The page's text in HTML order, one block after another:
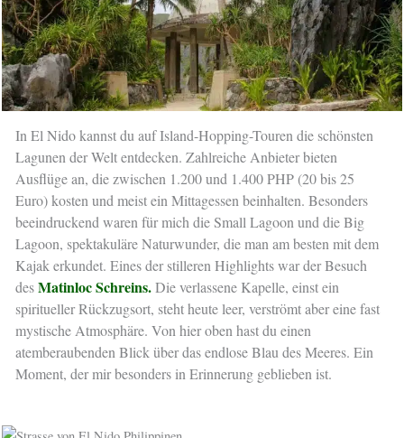
In El Nido kannst du auf Island-Hopping-Touren die schönsten
Lagunen der Welt entdecken. Zahlreiche Anbieter bieten
Ausflüge an, die zwischen 1.200 und 1.400 PHP (20 bis 25
Euro) kosten und meist ein Mittagessen beinhalten. Besonders
beeindruckend waren für mich die Small Lagoon und die Big
Lagoon, spektakuläre Naturwunder, die man am besten mit dem
Kajak erkundet. Eines der stilleren Highlights war der Besuch
desMatinloc Schreins.Die verlassene Kapelle, einst ein
spiritueller Rückzugsort, steht heute leer, verströmt aber eine fast
mystische Atmosphäre. Von hier oben hast du einen
atemberaubenden Blick über das endlose Blau des Meeres. Ein
Moment, der mir besonders in Erinnerung geblieben ist.